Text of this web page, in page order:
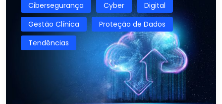
Cibersegurança Cyber
Digital
Gestão Clínica
Proteção de Dados
Tendências